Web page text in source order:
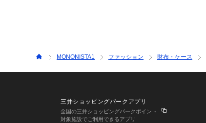
MONONISTA1 ファッション 財布・ケース
三井ショッピングパークアプリ
全国の三井ショッピングパークポイント
対象施設でご利用できるアプリ